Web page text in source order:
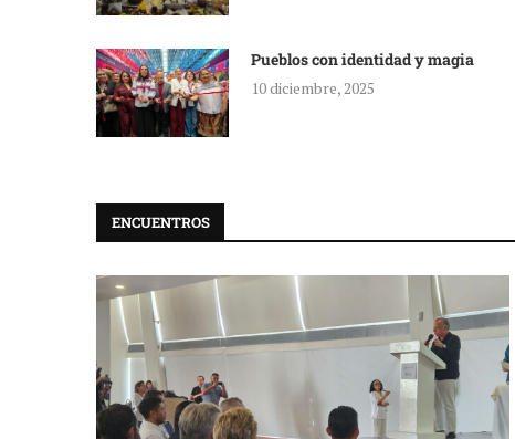
Pueblos con identidad y magia
10 diciembre, 2025
ENCUENTROS